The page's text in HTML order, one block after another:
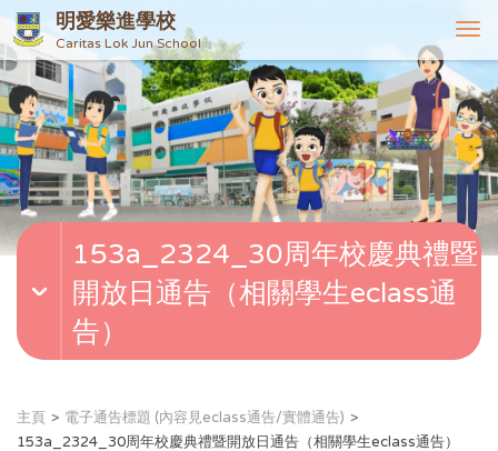
明愛樂進學校
Caritas Lok Jun School
T
o
g
g
l
e
n
v
i
i
153a_2324_30周年校慶典禮暨
開放日通告（相關學生eclass通
告）
主頁
電子通告標題 (內容見eclass通告/實體通告)
153a_2324_30周年校慶典禮暨開放日通告（相關學生eclass通告）